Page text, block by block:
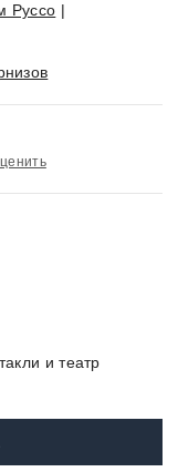
Руссо |
и театр